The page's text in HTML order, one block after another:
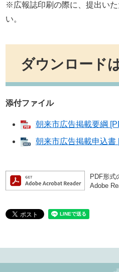
※広報誌印刷の際に、提出い
い。
ダウンロード
添付ファイル
朝来市広告掲載要綱
朝来市広告掲載申込書
PDF形式
Adobe